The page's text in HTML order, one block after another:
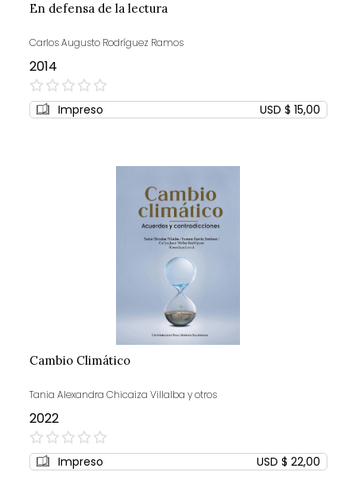
En defensa de la lectura
Carlos Augusto Rodríguez Ramos
2014
0%
Impreso USD $ 15,00
Cambio Climático
Tania Alexandra Chicaiza Villalba y otros
2022
0%
Impreso USD $ 22,00